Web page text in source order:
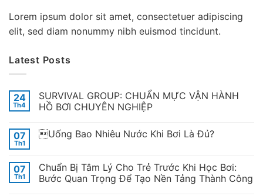
Lorem ipsum dolor sit amet, consectetuer adipiscing
elit, sed diam nonummy nibh euismod tincidunt.
Latest Posts
24
Th4
SURVIVAL GROUP: CHUẨN MỰC VẬN HÀNH
HỒ BƠI CHUYÊN NGHIỆP
07
Th1
Uống Bao Nhiêu Nước Khi Bơi Là Đủ?
07
Th1
Chuẩn Bị Tâm Lý Cho Trẻ Trước Khi Học Bơi:
Bước Quan Trọng Để Tạo Nền Tảng Thành Công